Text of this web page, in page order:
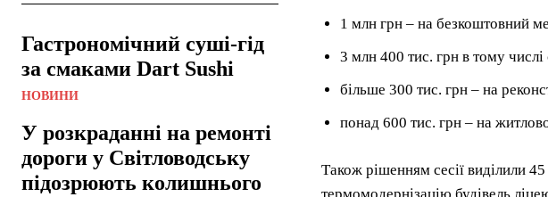
Гастрономічний суші-гід
за смаками Dart Sushi
НОВИНИ
У розкраданні на ремонті
дороги у Світловодську
підозрюють колишнього
1 млн грн – на безкоштовний
3 млн 400 тис. грн в тому числі
більше 300 тис. грн – на
понад 600 тис. грн – на
Також рішенням сесії виділили